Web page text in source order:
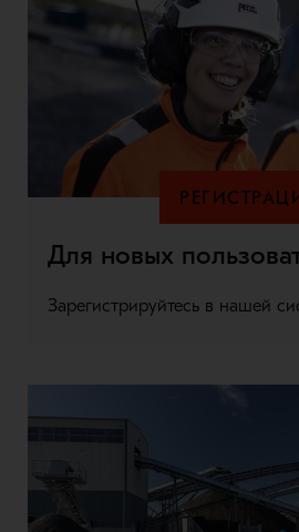
Для новых
Зарегистрируйтесь в нашей